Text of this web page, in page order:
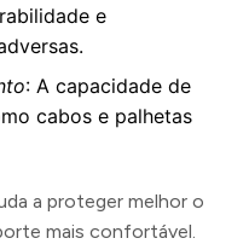
e
: A capacidade de
cabos e palhetas
a proteger melhor o
mais confortável.